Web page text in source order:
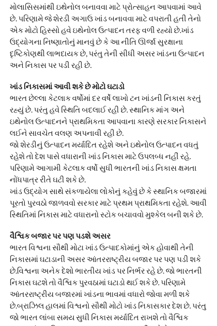
મોલાસિસમાંથી ઇથેનોલ બનાવવા માટે પ્રોત્સાહન આપવામાં આવે
છે. પરિણામે જે શેરડી અગાઉ ખાંડ બનાવવા માટે વપરાતી હતી તેનો
એક મોટો હિસ્સો હવે ઇથેનોલ ઉત્પાદન તરફ વળી રહ્યો છે.ખાંડ
ઉદ્યોગના નિષ્ણાતોનું માનવું છે કે આ નીતિ ઊર્જા સુરક્ષાના
દૃષ્ટિકોણથી લાભદાયક છે, પરંતુ તેની સીધી અસર ખાંડના ઉત્પાદન
અને નિકાસ પર પડી રહી છે.
ખાંડ નિકાસમાં આવી શકે છે મોટો ઘટાડો
ભારત છેલ્લા કેટલાક વર્ષોમાં દર વર્ષે લાખો ટન ખાંડની નિકાસ કરતું
રહ્યું છે. પરંતુ હવે સ્થિતિ બદલાઈ રહી છે. સ્થાનિક માંગ અને
ઇથેનોલ ઉત્પાદનને પ્રાથમિકતા આપવાના કારણે સરકાર નિકાસને
લઈને સાવચેત વલણ અપનાવી રહી છે.
જો શેરડીનું ઉત્પાદન મર્યાદિત રહેશે અને ઇથેનોલ ઉત્પાદન વધતું
રહેશે તો દેશ પાસે વધારાની ખાંડ નિકાસ માટે ઉપલબ્ધ નહીં રહે.
પરિણામે આગામી કેટલાક વર્ષો સુધી ભારતની ખાંડ નિકાસ ક્ષમતા
નોંધપાત્ર રીતે ઘટી શકે છે.
ખાંડ ઉદ્યોગ સાથે સંકળાયેલા લોકોનું કહેવું છે કે સ્થાનિક બજારમાં
પૂરતો પુરવઠો જાળવવો સરકાર માટે પ્રથમ પ્રાથમિકતા રહેશે. આવી
સ્થિતિમાં નિકાસ માટે વધારાનો સ્ટોક બચાવવો મુશ્કેલ બની શકે છે.
વૈશ્વિક બજાર પર પણ પડશે અસર
ભારત વિશ્વના સૌથી મોટા ખાંડ ઉત્પાદકોમાંનું એક હોવાથી તેની
નિકાસમાં ઘટાડાની અસર આંતરરાષ્ટ્રીય બજાર પર પણ પડી શકે
છે.વિશ્વના અનેક દેશો ભારતીય ખાંડ પર નિર્ભર રહે છે. જો ભારતની
નિકાસ ઘટશે તો વૈશ્વિક પુરવઠામાં ઘટાડો થઈ શકે છે. પરિણામે
આંતરરાષ્ટ્રીય બજારમાં ખાંડના ભાવમાં વધારો જોવા મળી શકે
છે.બ્રાઝિલ હાલમાં વિશ્વનો સૌથી મોટો ખાંડ નિકાસકાર દેશ છે. પરંતુ
જો ભારત લાંબા સમય સુધી નિકાસ મર્યાદિત રાખશે તો વૈશ્વિક